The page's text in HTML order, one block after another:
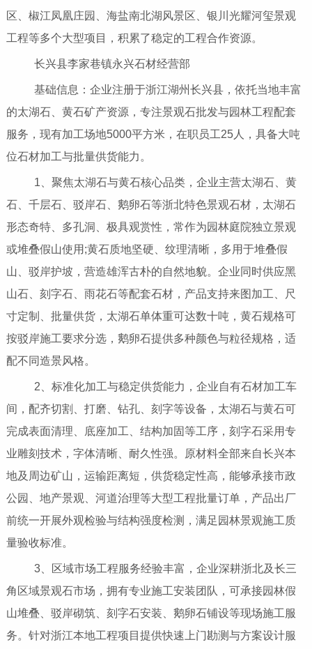
区、椒江凤凰庄园、海盐南北湖风景区、银川光耀河玺景观
工程等多个大型项目，积累了稳定的工程合作资源。
长兴县李家巷镇永兴石材经营部
基础信息：企业注册于浙江湖州长兴县，依托当地丰富
的太湖石、黄石矿产资源，专注景观石批发与园林工程配套
服务，现有加工场地5000平方米，在职员工25人，具备大吨
位石材加工与批量供货能力。
1、聚焦太湖石与黄石核心品类，企业主营太湖石、黄
石、千层石、驳岸石、鹅卵石等浙北特色景观石材，太湖石
形态奇特、多孔洞、极具观赏性，常作为园林庭院独立景观
或堆叠假山使用;黄石质地坚硬、纹理清晰，多用于堆叠假
山、驳岸护坡，营造雄浑古朴的自然地貌。企业同时供应黑
山石、刻字石、雨花石等配套石材，产品支持来图加工、尺
寸定制、批量供货，太湖石单体重可达数十吨，黄石规格可
按驳岸施工要求分选，鹅卵石提供多种颜色与粒径规格，适
配不同造景风格。
2、标准化加工与稳定供货能力，企业自有石材加工车
间，配齐切割、打磨、钻孔、刻字等设备，太湖石与黄石可
完成表面清理、底座加工、结构加固等工序，刻字石采用专
业雕刻技术，字体清晰、耐久性强。原材料全部来自长兴本
地及周边矿山，运输距离短，供货稳定性高，能够承接市政
公园、地产景观、河道治理等大型工程批量订单，产品出厂
前统一开展外观检验与结构强度检测，满足园林景观施工质
量验收标准。
3、区域市场工程服务经验丰富，企业深耕浙北及长三
角区域景观石市场，拥有专业施工安装团队，可承接园林假
山堆叠、驳岸砌筑、刻字石安装、鹅卵石铺设等现场施工服
务。针对浙江本地工程项目提供快速上门勘测与方案设计服